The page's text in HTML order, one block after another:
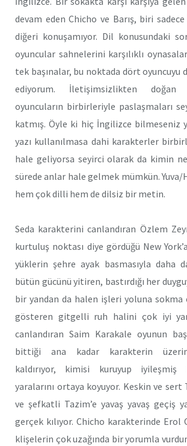
devam eden Chicho ve Barış, biri
diğeri konuşamıyor. Dil konusundaki
oyuncular sahnelerini karşılıklı
tek başınalar, bu noktada dört oyuncuyu
ediyorum. İletişimsizlikten
oyuncuların birbirleriyle paslaşmaları
katmış. Öyle ki hiç İngilizce bilmeseniz
yazı kullanılmasa dahi karakterler
hale geliyorsa seyirci olarak da kimin ne
sürede anlar hale gelmek mümkün. Yuva/
hem çok dilli hem de dilsiz bir metin.
Seda karakterini canlandıran Özlem
kurtuluş noktası diye gördüğü New
yüklerin şehre ayak basmasıyla daha
bütün gücünü yitiren, bastırdığı her
bir yandan da halen işleri yoluna sokma
gösteren gitgelli ruh halini çok iyi
canlandıran Saim Karakale oyunun
bittiği ana kadar karakterin
kaldırıyor, kimisi kuruyup iyileşmiş
yaralarını ortaya koyuyor. Keskin ve sert
ve şefkatli Tazim’e yavaş yavaş geçiş
gerçek kılıyor. Chicho karakterinde Erol
klişelerin çok uzağında bir yorumla